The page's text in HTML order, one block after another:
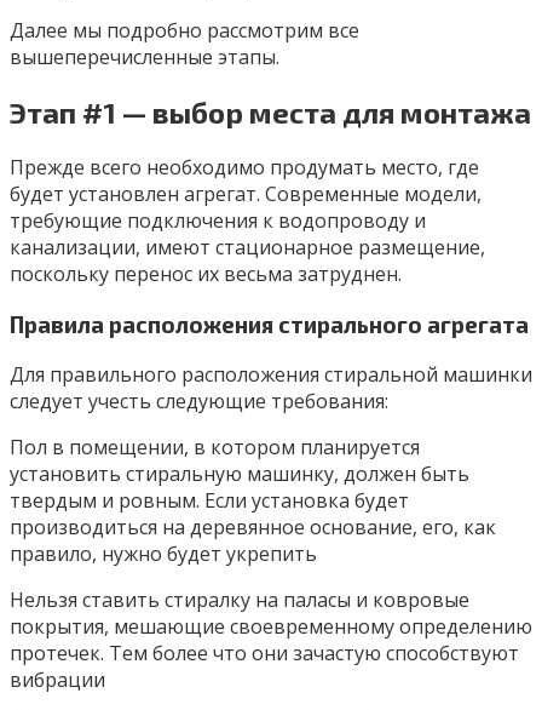
Далее мы подробно рассмотрим все
вышеперечисленные этапы.
Этап #1 — выбор места для монтажа
Прежде всего необходимо продумать место, где
будет установлен агрегат. Современные модели,
требующие подключения к водопроводу и
канализации, имеют стационарное размещение,
поскольку перенос их весьма затруднен.
Правила расположения стирального агрегата
Для правильного расположения стиральной машинки
следует учесть следующие требования:
Пол в помещении, в котором планируется
установить стиральную машинку, должен быть
твердым и ровным. Если установка будет
производиться на деревянное основание, его, как
правило, нужно будет укрепить
Нельзя ставить стиралку на паласы и ковровые
покрытия, мешающие своевременному определению
протечек. Тем более что они зачастую способствуют
вибрации